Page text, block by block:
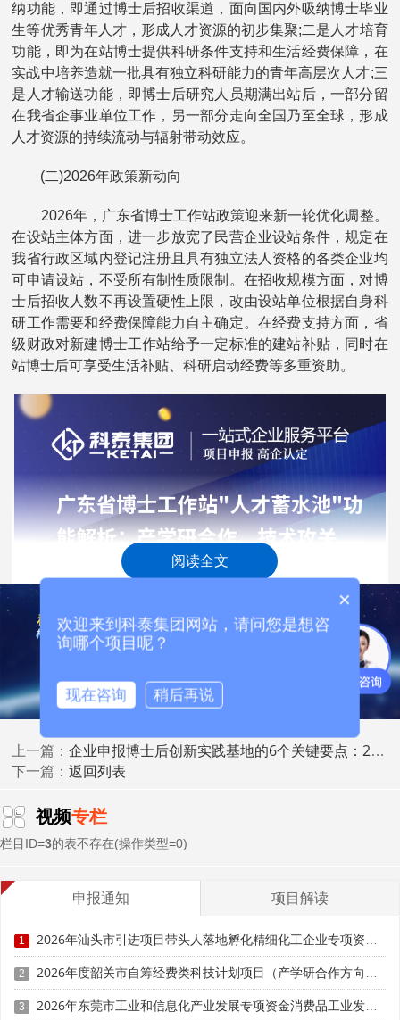
纳功能，即通过博士后招收渠道，面向国内外吸纳博士毕业
生等优秀青年人才，形成人才资源的初步集聚;二是人才培育
功能，即为在站博士提供科研条件支持和生活经费保障，在
实战中培养造就一批具有独立科研能力的青年高层次人才;三
是人才输送功能，即博士后研究人员期满出站后，一部分留
在我省企事业单位工作，另一部分走向全国乃至全球，形成
人才资源的持续流动与辐射带动效应。
(二)2026年政策新动向
2026年，广东省博士工作站政策迎来新一轮优化调整。
在设站主体方面，进一步放宽了民营企业设站条件，规定在
我省行政区域内登记注册且具有独立法人资格的各类企业均
可申请设站，不受所有制性质限制。在招收规模方面，对博
士后招收人数不再设置硬性上限，改由设站单位根据自身科
研工作需要和经费保障能力自主确定。在经费支持方面，省
级财政对新建博士工作站给予一定标准的建站补贴，同时在
站博士后可享受生活补贴、科研启动经费等多重资助。
(一)博士工作站在产学研合作中的独特优势
博士工作站是连接高校院所基础研究与企业发展需求的
重要桥梁。与一般的企业研发平台相比，博士工作站的独特
市场需求、工程化能力有机整合，形成"基础研究-应用开发-
成果转化"的完整创新链条。
目牵引、联合培养"的方式。即由设站单位根据自身技术需
求提出研究课题，与高校流动站联合招收博士后，博士后在
双方导师的共同指导下开展科研工作。这种"双导师制"培养
模式既保证了科研工作的学术前沿性，又确保了研究成果的
实用价值导向。
阅读全文
上一篇：企业申报博士后创新实践基地的6个关键要点：2026年最新评审标准解读
下一篇：返回列表
视频专栏
栏目ID=3的表不存在(操作类型=0)
申报通知 项目解读
1 2026年汕头市引进项目带头人落地孵化精细化工企业专项资金申报时间、条件要求、资助奖励
2 2026年度韶关市自筹经费类科技计划项目（产学研合作方向）申报时间、条件要求
3 2026年东莞市工业和信息化产业发展专项资金消费品工业发展奖励项目“免申即享”时间、条件要求、补助奖励
×
欢迎来到科泰集团网站，请问您是想咨
询哪个项目呢？
现在咨询 稍后再说